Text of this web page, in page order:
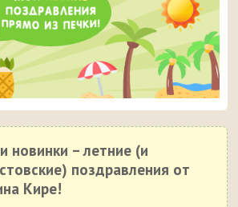
новинки – летние (и
поздравления от
Кире!